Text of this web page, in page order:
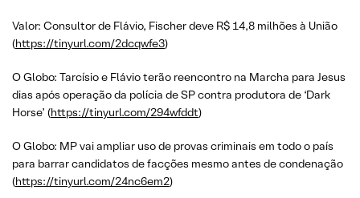
Valor: Consultor de Flávio, Fischer deve R$ 14,8 milhões à União
(https://tinyurl.com/2dcqwfe3)
O Globo: Tarcísio e Flávio terão reencontro na Marcha para Jesus
dias após operação da polícia de SP contra produtora de ‘Dark
Horse’ (https://tinyurl.com/294wfddt)
O Globo: MP vai ampliar uso de provas criminais em todo o país
para barrar candidatos de facções mesmo antes de condenação
(https://tinyurl.com/24nc6em2)